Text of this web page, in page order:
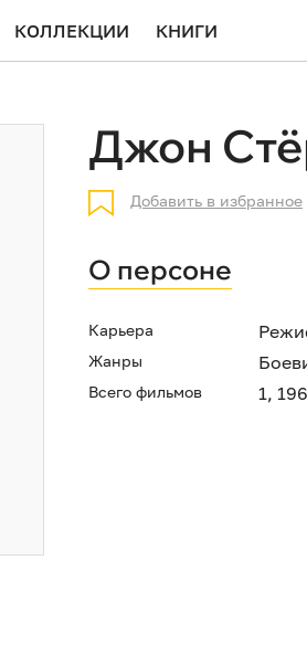
КОЛЛЕКЦИИ КНИГИ
Джон
Добавить в избранное
О персоне
Карьера
Жанры
Всего фильмов 1,